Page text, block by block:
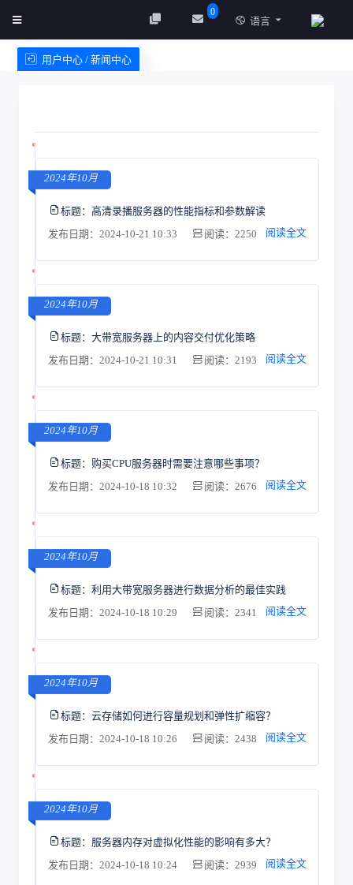
0
语言
用户中心 / 新闻中心
2024年10月
标题： 高清录播服务器的性能指标和参数解读
发布日期：2024-10-21 10:33
阅读：2250 阅读全文
2024年10月
标题： 大带宽服务器上的内容交付优化策略
发布日期：2024-10-21 10:31
阅读：2193 阅读全文
2024年10月
标题： 购买CPU服务器时需要注意哪些事项？
发布日期：2024-10-18 10:32
阅读：2676 阅读全文
2024年10月
标题： 利用大带宽服务器进行数据分析的最佳实践
发布日期：2024-10-18 10:29
阅读：2341 阅读全文
2024年10月
标题： 云存储如何进行容量规划和弹性扩缩容？
发布日期：2024-10-18 10:26
阅读：2438 阅读全文
2024年10月
标题： 服务器内存对虚拟化性能的影响有多大？
发布日期：2024-10-18 10:24
阅读：2939 阅读全文